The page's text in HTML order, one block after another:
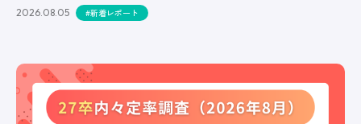
2026.08.05 #新着レポート